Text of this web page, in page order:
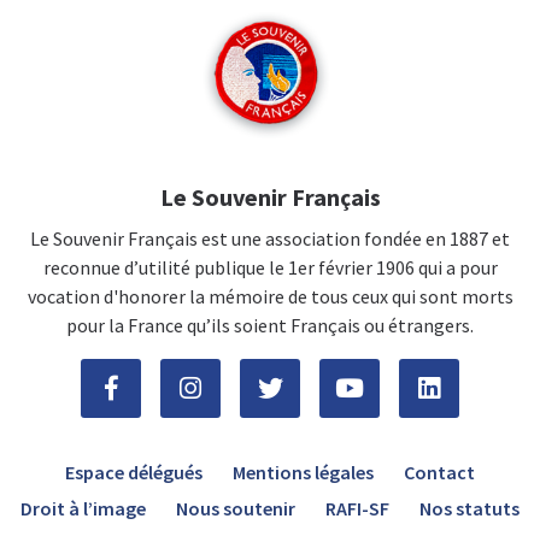
Le Souvenir Français
Le Souvenir Français est une association fondée en 1887 et
reconnue d’utilité publique le 1er février 1906 qui a pour
vocation d'honorer la mémoire de tous ceux qui sont morts
pour la France qu’ils soient Français ou étrangers.
Espace délégués Mentions légales
Contact
Droit à l’image
Nous soutenir RAFI-SF Nos statuts